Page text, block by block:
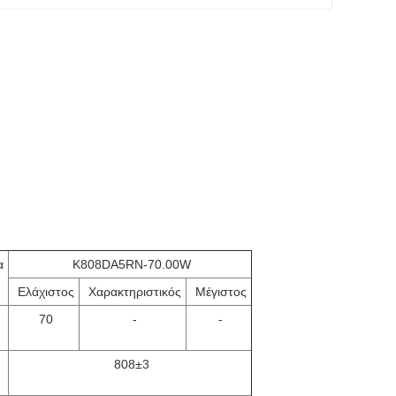
K808DA5RN-70.00W
Ελάχιστος
Χαρακτηριστικός
Μέγιστος
70
- -
808±3